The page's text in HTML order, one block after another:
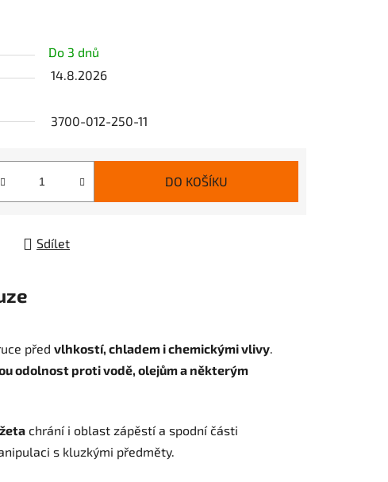
Do 3 dnů
14.8.2026
3700-012-250-11
DO KOŠÍKU
Sdílet
před vlhkostí, chladem i chemickými vlivy.
odolnost proti vodě, olejům a některým
chrání i oblast zápěstí a spodní části
s kluzkými předměty.